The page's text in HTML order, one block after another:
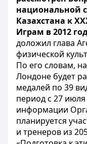
национальной
Казахстана к
Играм в 2012
доложил глава
физической
По его словам,
Лондоне будет
медалей по 39
период с 27 июля
информации
планируется
и тренеров из